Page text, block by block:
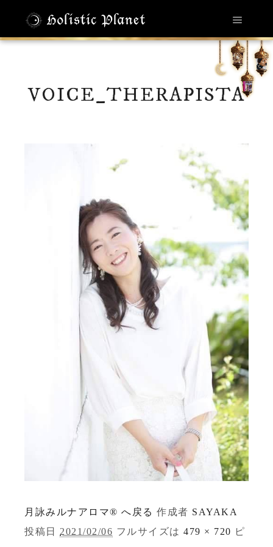
メイン
VOICE_THERAPISTA
月詠みルナアロマ® へ戻る 作成者 SAYAKA
投稿日 2021/02/06 フルサイズは 479 × 720 ピ